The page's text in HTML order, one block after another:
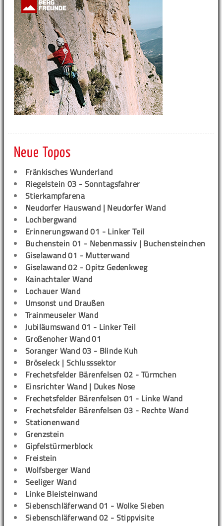
Neue Topos
Fränkisches Wunderland
Riegelstein 03 - Sonntagsfahrer
Stierkampfarena
Neudorfer Hauswand | Neudorfer Wand
Lochbergwand
Erinnerungswand 01 - Linker Teil
Buchenstein 01 - Nebenmassiv | Buchensteinchen
Giselawand 01 - Mutterwand
Giselawand 02 - Opitz Gedenkweg
Kainachtaler Wand
Lochauer Wand
Umsonst und Draußen
Trainmeuseler Wand
Jubiläumswand 01 - Linker Teil
Großenoher Wand 01
Soranger Wand 03 - Blinde Kuh
Bröseleck | Schlusssektor
Frechetsfelder Bärenfelsen 02 - Türmchen
Einsrichter Wand | Dukes Nose
Frechetsfelder Bärenfelsen 01 - Linke Wand
Frechetsfelder Bärenfelsen 03 - Rechte Wand
Stationenwand
Grenzstein
Gipfelstürmerblock
Freistein
Wolfsberger Wand
Seeliger Wand
Linke Bleisteinwand
Siebenschläferwand 01 - Wolke Sieben
Siebenschläferwand 02 - Stippvisite